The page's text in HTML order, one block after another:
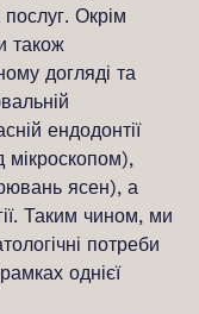
Окрім
також
догляді та
ендодонтії
мікроскопом),
ясен), а
Таким чином, ми
потреби
однієї